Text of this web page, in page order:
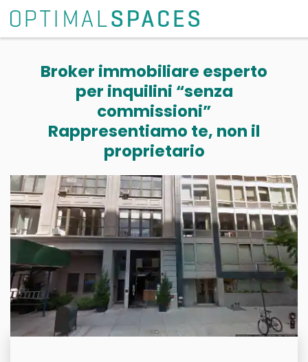
Broker immobiliare esperto
per inquilini “senza
commissioni”
Rappresentiamo te, non il
proprietario